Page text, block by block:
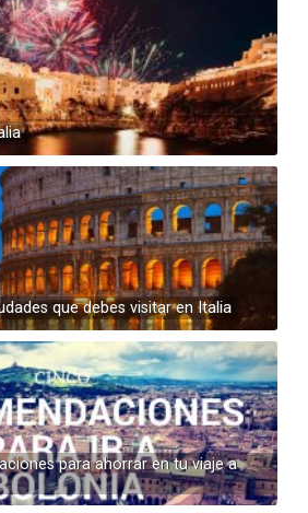
que debes visitar en Italia
para ahorrar en tu viaje a